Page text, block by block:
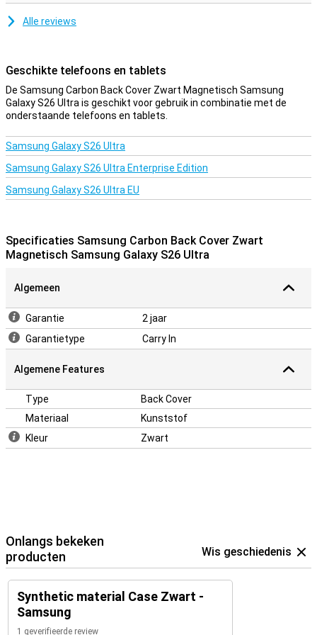
Alle reviews
Geschikte telefoons en tablets
De Samsung Carbon Back Cover Zwart Magnetisch Samsung
Galaxy S26 Ultra is geschikt voor gebruik in combinatie met de
onderstaande telefoons en tablets.
Samsung Galaxy S26 Ultra
Samsung Galaxy S26 Ultra Enterprise Edition
Samsung Galaxy S26 Ultra EU
Specificaties Samsung Carbon Back Cover Zwart
Magnetisch Samsung Galaxy S26 Ultra
Algemeen
Garantie
2 jaar
Garantietype
Carry In
Algemene Features
Type
Back Cover
Materiaal
Kunststof
Kleur
Zwart
Onlangs bekeken
producten
Wis geschiedenis
Synthetic material Case Zwart -
Samsung
1 geverifieerde review